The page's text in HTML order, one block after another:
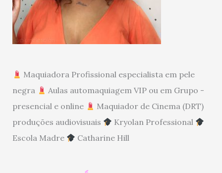
Maquiadora Profissional especialista em pele
negra
Aulas automaquiagem VIP ou em Grupo -
presencial e online
Maquiador de Cinema (DRT)
produções audiovisuais
Kryolan Professional
Escola Madre
Catharine Hill